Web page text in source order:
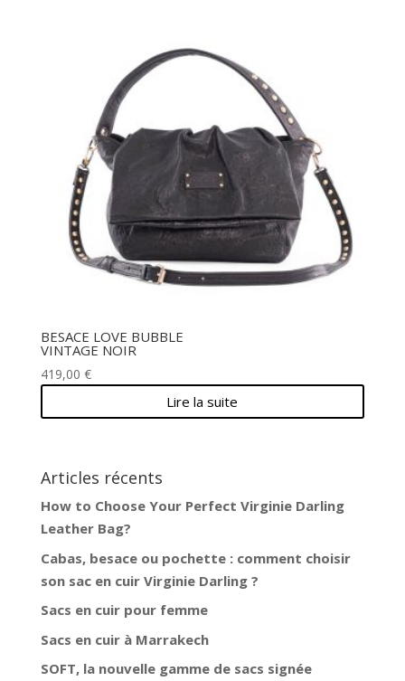
BESACE LOVE BUBBLE
VINTAGE NOIR
419,00 €
Lire la suite
Articles récents
How to Choose Your Perfect Virginie Darling
Leather Bag?
Cabas, besace ou pochette : comment choisir
son sac en cuir Virginie Darling ?
Sacs en cuir pour femme
Sacs en cuir à Marrakech
SOFT, la nouvelle gamme de sacs signée